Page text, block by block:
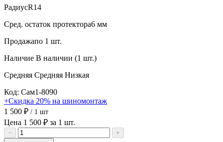
РадиусR14
Сред. остаток протектора6 мм
Продажапо 1 шт.
Наличие В наличии (1 шт.)
Средняя Средняя Низкая
Код: Сам1-8090
+Скидка 20% на шиномонтаж
1 500 ₽ / 1 шт
Цена 1 500 ₽ за 1 шт.
−
+